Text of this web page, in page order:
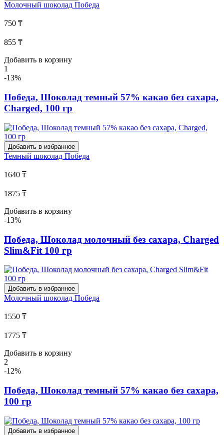
Молочный шоколад Победа
750 ₸
855 ₸
Добавить в корзину
1
-13%
Победа, Шоколад темный 57% какао без сахара,
Charged, 100 гр
Добавить в избранное
Темный шоколад Победа
1640 ₸
1875 ₸
Добавить в корзину
-13%
Победа, Шоколад молочный без сахара, Charged
Slim&Fit 100 гр
Добавить в избранное
Молочный шоколад Победа
1550 ₸
1775 ₸
Добавить в корзину
2
-12%
Победа, Шоколад темный 57% какао без сахара,
100 гр
Добавить в избранное